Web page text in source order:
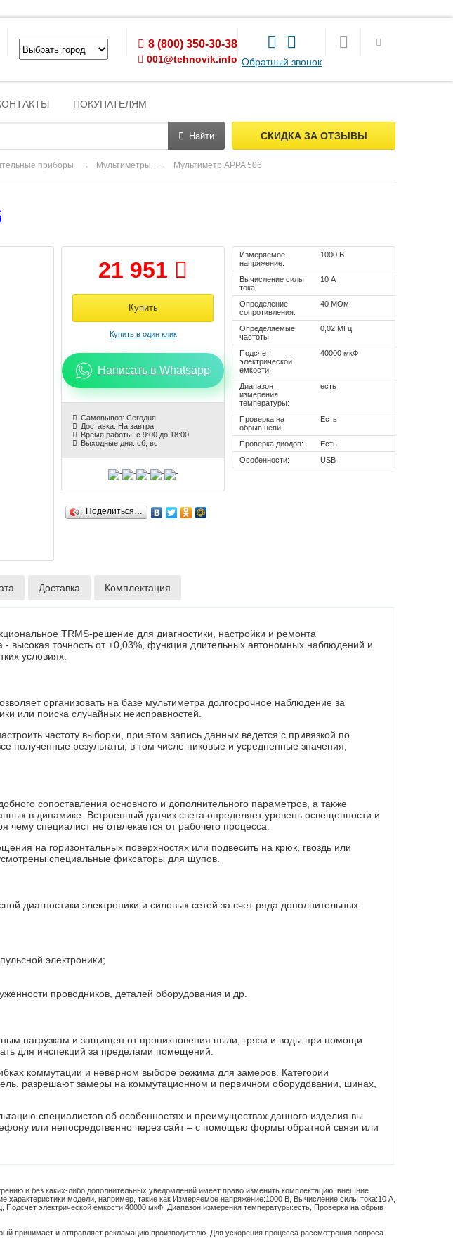
Обратный звонок
8 (800) 350-30-38
001@tehnovik.info
ПОКУПАТЕЛЯМ
Найти СКИДКА ЗА ОТЗЫВЫ
приборы → Мультиметры → Мультиметр APPA 506
21 951
Написать в Whatsapp
Самовывоз: Сегодня
Доставка: На завтра
Время работы: с 9:00 до 18:00
Выходные дни: сб, вс
Поделиться…
Измеряемое
напряжение:
1000 В
Вычисление силы
тока:
10 А
Определение
сопротивления:
40 МОм
Определяемые
частоты:
0,02 МГц
Подсчет
электрической
емкости:
40000 мкФ
Диапазон
измерения
температуры:
есть
Проверка на
обрыв цепи:
Есть
Проверка диодов:
Есть
Особенности:
USB
Доставка Комплектация
TRMS-решение для диагностики, настройки и ремонта
высокая точность от ±0,03%, функция длительных автономных наблюдений и
условиях.
организовать на базе мультиметра долгосрочное наблюдение за
или поиска случайных неисправностей.
частоту выборки, при этом запись данных ведется с привязкой по
полученные результаты, в том числе пиковые и усредненные значения,
сопоставления основного и дополнительного параметров, а также
в динамике. Встроенный датчик света определяет уровень освещенности и
чему специалист не отвлекается от рабочего процесса.
на горизонтальных поверхностях или подвесить на крюк, гвоздь или
специальные фиксаторы для щупов.
диагностики электроники и силовых сетей за счет ряда дополнительных
электроники;
проводников, деталей оборудования и др.
нагрузкам и защищен от проникновения пыли, грязи и воды при помощи
для инспекций за пределами помещений.
коммутации и неверном выборе режима для замеров. Категории
разрешают замеры на коммутационном и первичном оборудовании, шинах,
специалистов об особенностях и преимуществах данного изделия вы
или непосредственно через сайт – с помощью формы обратной связи или
и без каких-либо дополнительных уведомлений имеет право изменить комплектацию, внешние
характеристики модели, например, такие как Измеряемое напряжение:1000 В Вычисление силы тока:10 А
Подсчет электрической емкости:40000 мкФ Диапазон измерения температуры:есть Проверка на обрыв
принимает и отправляет рекламацию производителю. Для ускорения процесса рассмотрения вопроса